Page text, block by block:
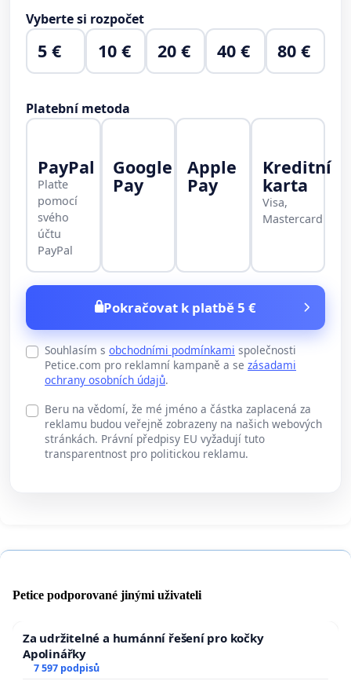
Vyberte si rozpočet
5 € 10 € 20 € 40 € 80 €
Platební metoda
PayPal
Plaťte
pomocí
svého
účtu
PayPal
Google
Pay
Apple
Pay
Kreditní
karta
Visa,
Mastercard
Pokračovat k platbě 5 €
Souhlasím s obchodními podmínkami společnosti
Petice.com pro reklamní kampaně a se zásadami
ochrany osobních údajů.
Beru na vědomí, že mé jméno a částka zaplacená za
reklamu budou veřejně zobrazeny na našich webových
stránkách. Právní předpisy EU vyžadují tuto
transparentnost pro politickou reklamu.
Petice podporované jinými uživateli
Za udržitelné a humánní řešení pro kočky
Apolinářky
7 597 podpisů